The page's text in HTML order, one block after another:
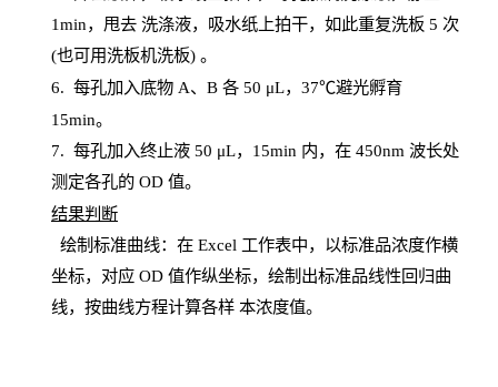
1min，甩去 洗涤液，吸水纸上拍干，如此重复洗板 5 次
(也可用洗板机洗板) 。
6. 每孔加入底物A、B 各 50 μL，37℃避光孵育
15min。
7. 每孔加入终止液 50 μL， 15min 内，在450nm 波长处
测定各孔的 OD 值。
结果判断
绘制标准曲线：在 Excel 工作表中，以标准品浓度作横
坐标，对应OD 值作纵坐标，绘制出标准品线性回归曲
线，按曲线方程计算各样 本浓度值。